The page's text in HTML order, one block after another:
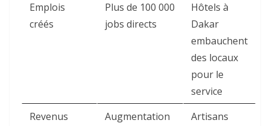
Emplois
créés
Plus de 100 000
jobs directs
Hôtels à
Dakar
embauchent
des locaux
pour le
service
Revenus
Augmentation
Artisans